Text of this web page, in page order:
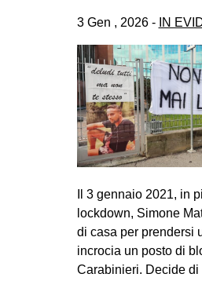
3 Gen , 2026 - IN
Il 3 gennaio 2021, in
lockdown, Simone
di casa per prendersi
incrocia un posto di
Carabinieri. Decide di